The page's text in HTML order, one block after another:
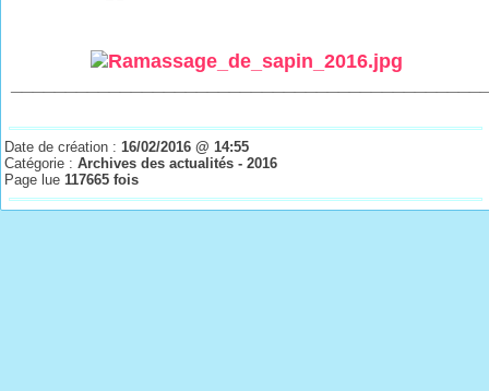
Date de création : 16/02/2016 @ 14:55
Catégorie :Archives des actualités - 2016
Page lue 117665 fois